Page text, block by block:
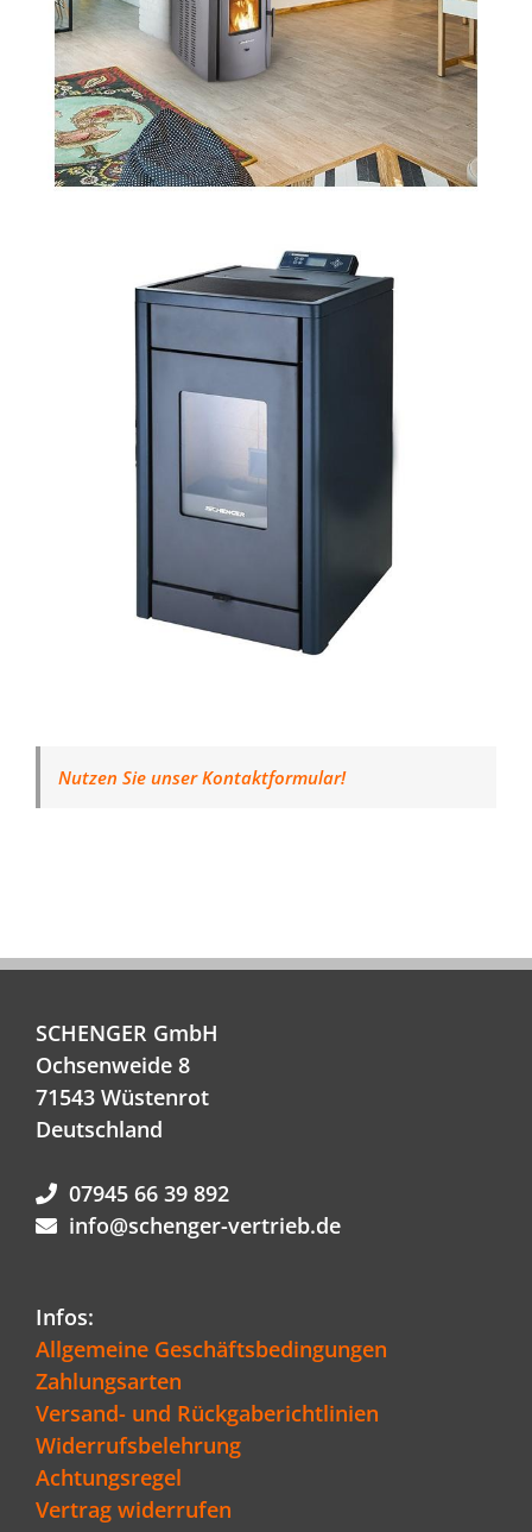
Nutzen Sie unser Kontaktformular!
SCHENGER GmbH
Ochsenweide 8
71543 Wüstenrot
Deutschland
07945 66 39 892
info@schenger-vertrieb.de
Infos:
Allgemeine Geschäftsbedingungen
Zahlungsarten
Versand- und Rückgaberichtlinien
Widerrufsbelehrung
Achtungsregel
Vertrag widerrufen